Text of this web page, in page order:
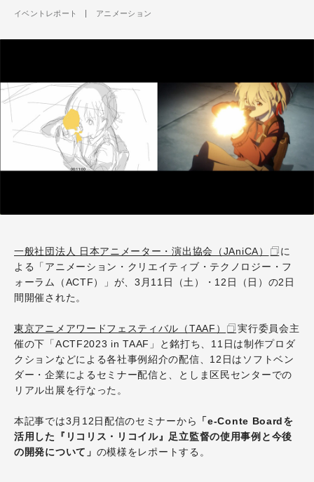
イベントレポート アニメーション
一般社団法人 日本アニメーター・演出協会（JAniCA）
に
よる「アニメーション・クリエイティブ・テクノロジー・フ
ォーラム（ACTF）」が、3月11日（土）・12日（日）の2日
間開催された。
東京アニメアワードフェスティバル（TAAF）
実行委員会主
催の下「ACTF2023 in TAAF」と銘打ち、11日は制作プロダ
クションなどによる各社事例紹介の配信、12日はソフトベン
ダー・企業によるセミナー配信と、としま区民センターでの
リアル出展を行なった。
本記事では3月12日配信のセミナーから
「e-Conte Boardを
活用した『リコリス・リコイル』足立監督の使用事例と今後
の開発について」 の模様をレポートする。